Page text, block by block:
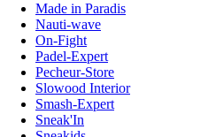
Made in Paradis
Nauti-wave
On-Fight
Padel-Expert
Pecheur-Store
Slowood Interior
Smash-Expert
Sneak'In